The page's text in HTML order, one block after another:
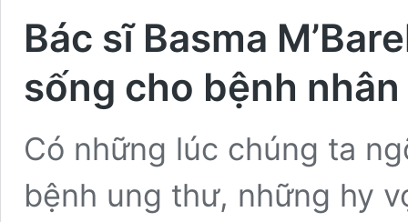
Bác sĩ Basma
sống cho bệnh
Có những lúc chúng ta
bệnh ung thư, những hy